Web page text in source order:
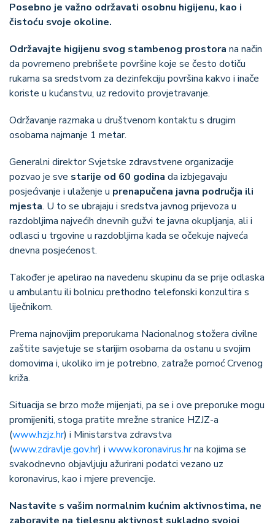
Posebno je važno održavati osobnu higijenu, kao i
čistoću svoje okoline.
Održavajte higijenu svog stambenog prostora na način
da povremeno prebrišete površine koje se često dotiču
rukama sa sredstvom za dezinfekciju površina kakvo i inače
koriste u kućanstvu, uz redovito provjetravanje.
Održavanje razmaka u društvenom kontaktu s drugim
osobama najmanje 1 metar.
Generalni direktor Svjetske zdravstvene organizacije
pozvao je sve starije od 60 godina da izbjegavaju
posjećivanje i ulaženje u prenapučena javna područja ili
mjesta. U to se ubrajaju i sredstva javnog prijevoza u
razdobljima najvećih dnevnih gužvi te javna okupljanja, ali i
odlasci u trgovine u razdobljima kada se očekuje najveća
dnevna posjećenost.
Također je apelirao na navedenu skupinu da se prije odlaska
u ambulantu ili bolnicu prethodno telefonski konzultira s
liječnikom.
Prema najnovijim preporukama Nacionalnog stožera civilne
zaštite savjetuje se starijim osobama da ostanu u svojim
domovima i, ukoliko im je potrebno, zatraže pomoć Crvenog
križa.
Situacija se brzo može mijenjati, pa se i ove preporuke mogu
promijeniti, stoga pratite mrežne stranice HZJZ-a
(www.hzjz.hr) i Ministarstva zdravstva
(www.zdravlje.gov.hr) i www.koronavirus.hrna kojima se
svakodnevno objavljuju ažurirani podatci vezano uz
koronavirus, kao i mjere prevencije.
Nastavite s vašim normalnim kućnim aktivnostima, ne